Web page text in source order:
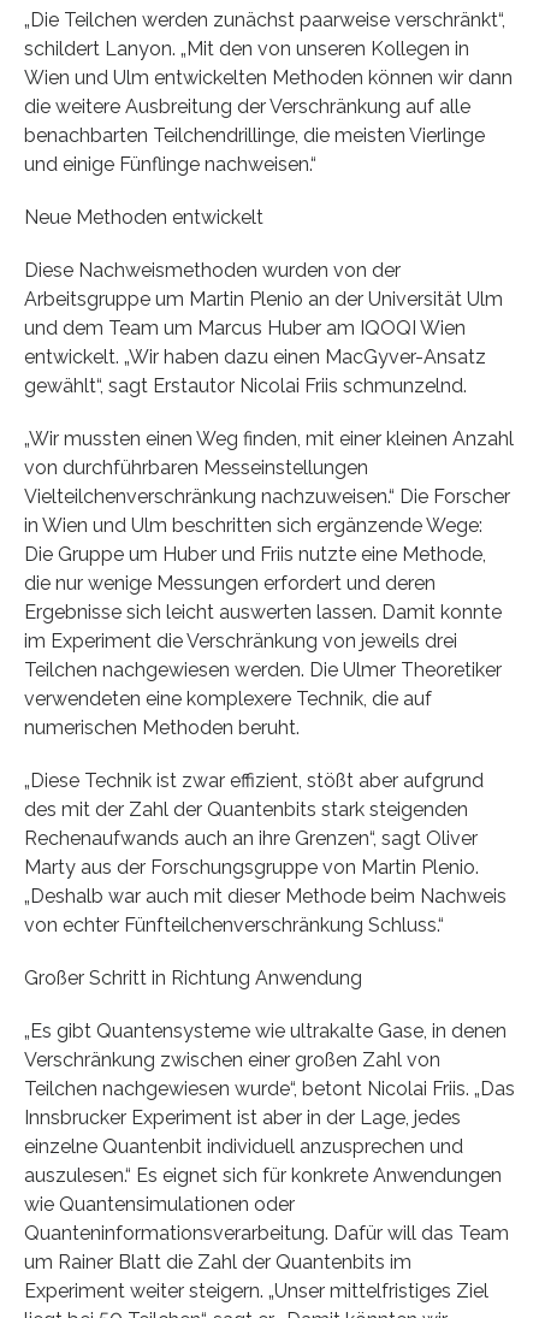
„Die Teilchen werden zunächst paarweise verschränkt“,
schildert Lanyon. „Mit den von unseren Kollegen in
Wien und Ulm entwickelten Methoden können wir dann
die weitere Ausbreitung der Verschränkung auf alle
benachbarten Teilchendrillinge, die meisten Vierlinge
und einige Fünflinge nachweisen.“
Neue Methoden entwickelt
Diese Nachweismethoden wurden von der
Arbeitsgruppe um Martin Plenio an der Universität Ulm
und dem Team um Marcus Huber am IQOQI Wien
entwickelt. „Wir haben dazu einen MacGyver-Ansatz
gewählt“, sagt Erstautor Nicolai Friis schmunzelnd.
„Wir mussten einen Weg finden, mit einer kleinen Anzahl
von durchführbaren Messeinstellungen
Vielteilchenverschränkung nachzuweisen.“ Die Forscher
in Wien und Ulm beschritten sich ergänzende Wege:
Die Gruppe um Huber und Friis nutzte eine Methode,
die nur wenige Messungen erfordert und deren
Ergebnisse sich leicht auswerten lassen. Damit konnte
im Experiment die Verschränkung von jeweils drei
Teilchen nachgewiesen werden. Die Ulmer Theoretiker
verwendeten eine komplexere Technik, die auf
numerischen Methoden beruht.
„Diese Technik ist zwar effizient, stößt aber aufgrund
des mit der Zahl der Quantenbits stark steigenden
Rechenaufwands auch an ihre Grenzen“, sagt Oliver
Marty aus der Forschungsgruppe von Martin Plenio.
„Deshalb war auch mit dieser Methode beim Nachweis
von echter Fünfteilchenverschränkung Schluss.“
Großer Schritt in Richtung Anwendung
„Es gibt Quantensysteme wie ultrakalte Gase, in denen
Verschränkung zwischen einer großen Zahl von
Teilchen nachgewiesen wurde“, betont Nicolai Friis. „Das
Innsbrucker Experiment ist aber in der Lage, jedes
einzelne Quantenbit individuell anzusprechen und
auszulesen.“ Es eignet sich für konkrete Anwendungen
wie Quantensimulationen oder
Quanteninformationsverarbeitung. Dafür will das Team
um Rainer Blatt die Zahl der Quantenbits im
Experiment weiter steigern. „Unser mittelfristiges Ziel